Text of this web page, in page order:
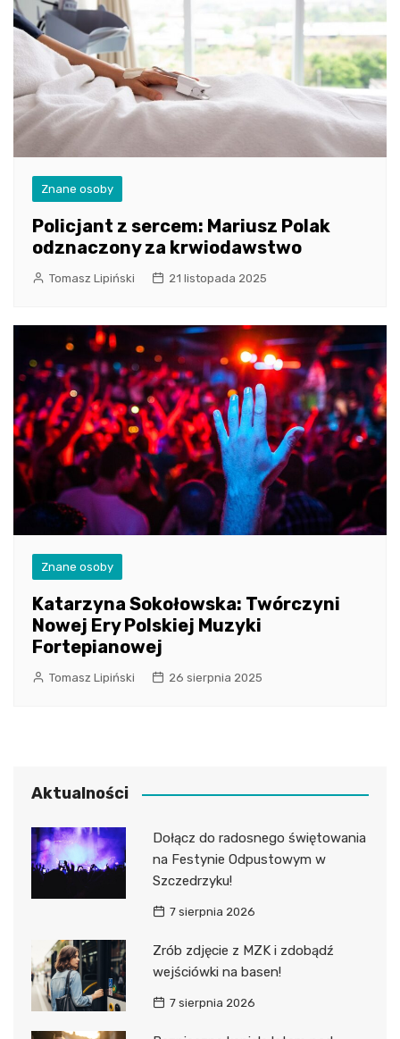
Znane osoby
Policjant z sercem: Mariusz Polak
odznaczony za krwiodawstwo
Tomasz Lipiński 21 listopada 2025
Znane osoby
Katarzyna Sokołowska: Twórczyni
Nowej Ery Polskiej Muzyki
Fortepianowej
Tomasz Lipiński 26 sierpnia 2025
Aktualności
Dołącz do radosnego świętowania
na Festynie Odpustowym w
Szczedrzyku!
7 sierpnia 2026
Zrób zdjęcie z MZK i zdobądź
wejściówki na basen!
7 sierpnia 2026